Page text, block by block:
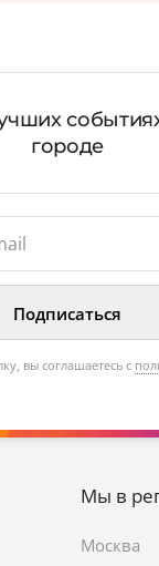
городе
вы соглашаетесь с
Мы в
Москва